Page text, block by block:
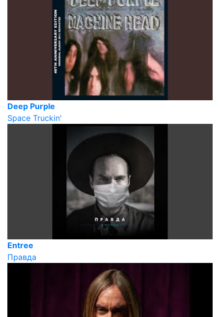
Deep Purple
Space Truckin'
Entree
Правда